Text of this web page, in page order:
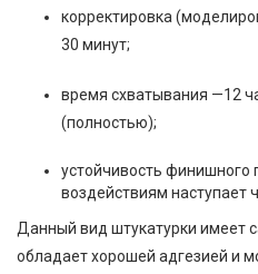
корректировка
30 минут;
время схватывания —12
(полностью);
устойчивость финишного
воздействиям наступает
Данный вид штукатурки имеет
обладает хорошей адгезией и